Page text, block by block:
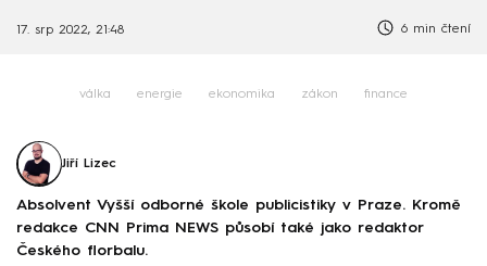
17. srp 2022, 21:48 6 min čtení
válka energie ekonomika zákon finance
Jiří Lizec
Absolvent Vyšší odborné škole publicistiky v Praze. Kromě
redakce CNN Prima NEWS působí také jako redaktor
Českého florbalu.